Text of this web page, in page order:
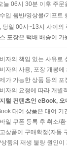
늘 06시 30분 이후 주
입 음반/영상물/기프트
당일 00시~13시 사이의
포장은 택배 배송이
자의 책임 있는 사유로
자의 사용, 포장 개봉
가 가능한 상품 등의
자의 요청에 따라 개별
털 컨텐츠인 eBook,
대여 상품은 대여 기
일 쿠폰 등록 후 취소/
상품이 구매확정(자동
상품의 재생 불량 원인